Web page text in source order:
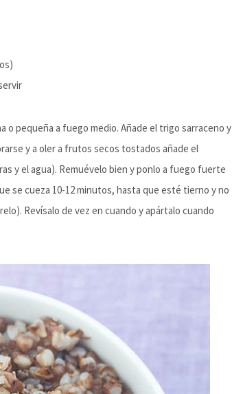
o pequeña a fuego medio. Añade el trigo sarraceno y
y a oler a frutos secos tostados añade el
y el agua). Remuévelo bien y ponlo a fuego fuerte
se cueza 10-12 minutos, hasta que esté tierno y no
Revísalo de vez en cuando y apártalo cuando